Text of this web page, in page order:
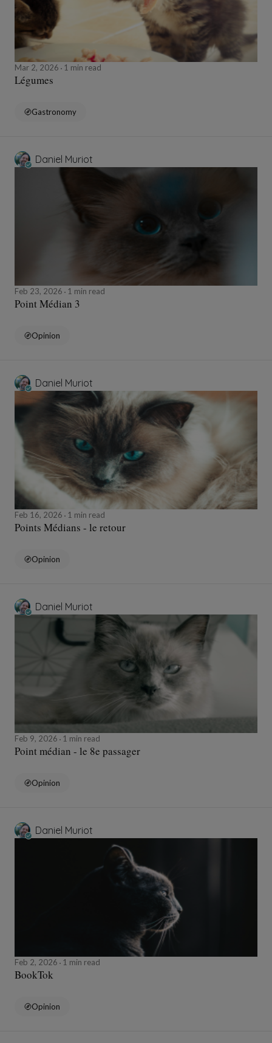
Mar 2, 2026 1 min read
Légumes
Gastronomy
Daniel Muriot
Feb 23, 2026 1 min read
Point Médian 3
Opinion
Daniel Muriot
Feb 16, 2026 1 min read
Points Médians - le retour
Opinion
Daniel Muriot
Feb 9, 2026 1 min read
Point médian - le 8e passager
Opinion
Daniel Muriot
Feb 2, 2026 1 min read
BookTok
Opinion